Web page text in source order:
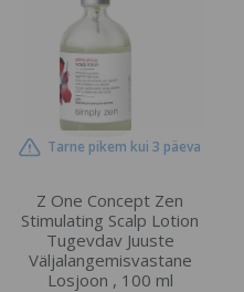
Tarne pikem kui 3 päeva
Z One Concept Zen
Stimulating Scalp Lotion
Tugevdav Juuste
Väljalangemisvastane
Losjoon , 100 ml